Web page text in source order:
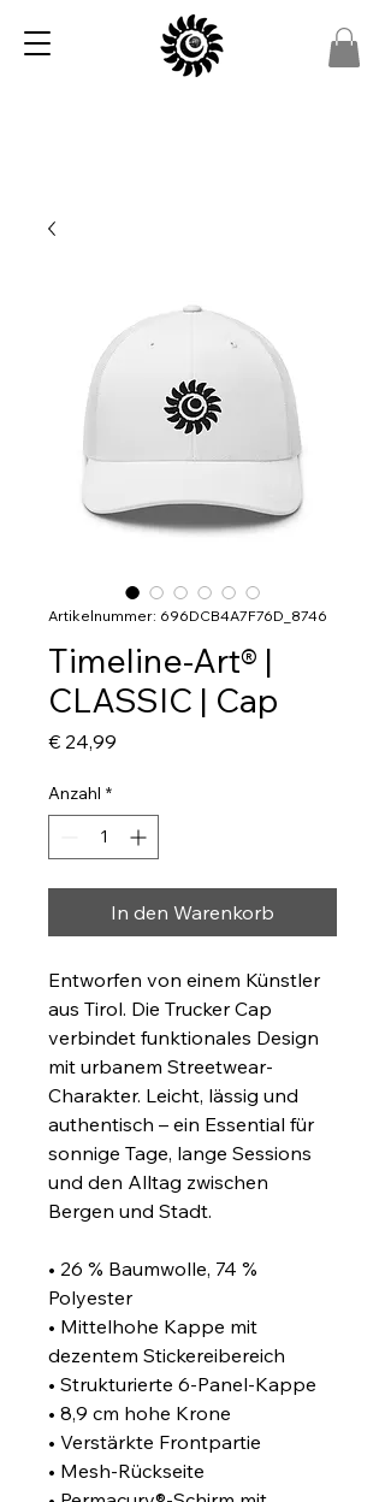
Artikelnummer: 696DCB4A7F76D_8746
Timeline-Art® |
CLASSIC | Cap
€ 24,99
Anzahl *
In den Warenkorb
Entworfen von einem Künstler
aus Tirol. Die Trucker Cap
verbindet funktionales Design
mit urbanem Streetwear-
Charakter. Leicht, lässig und
authentisch – ein Essential für
sonnige Tage, lange Sessions
und den Alltag zwischen
Bergen und Stadt.
• 26 % Baumwolle, 74 %
Polyester
• Mittelhohe Kappe mit
dezentem Stickereibereich
• Strukturierte 6-Panel-Kappe
• 8,9 cm hohe Krone
• Verstärkte Frontpartie
• Mesh-Rückseite